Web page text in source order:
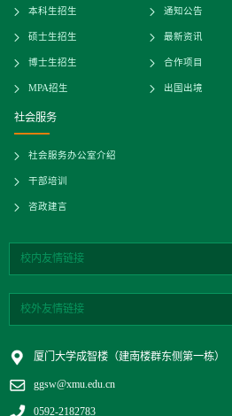
本科生招生
硕士生招生
博士生招生
MPA招生
通知公告
最新资讯
合作项目
出国出境
社会服务
社会服务办公室介绍
干部培训
咨政建言
校内友情链接
校外友情链接
厦门大学成智楼（建南楼群东侧第一栋）
ggsw@xmu.edu.cn
0592-2182783